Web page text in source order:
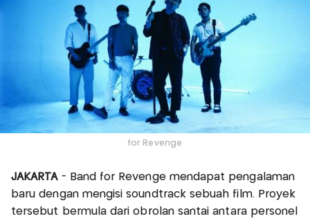
for Revenge
JAKARTA - Band for Revenge mendapat pengalaman
baru dengan mengisi soundtrack sebuah film. Proyek
tersebut bermula dari obrolan santai antara personel